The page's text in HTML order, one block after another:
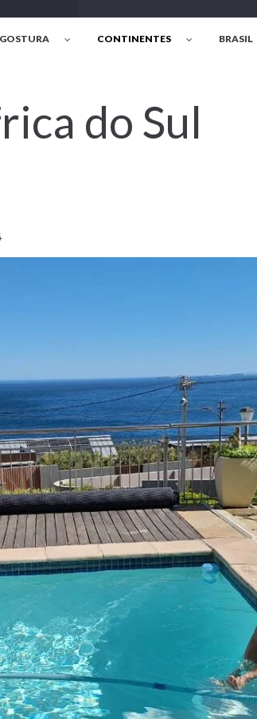
CONTINENTES BRASIL
do Sul